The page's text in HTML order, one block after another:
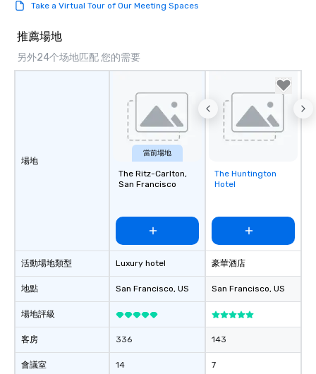
Take a Virtual Tour of Our Meeting Spaces
推薦場地
另外24个场地匹配 您的需要
場地
活動場地類型
地點
場地評級
客房
會議室
當前場地
The Ritz-Carlton,
San Francisco
Luxury hotel
San Francisco, US
336
14
Removed from
favorites
The Huntington
Hotel
豪華酒店
San Francisco, US
143
7